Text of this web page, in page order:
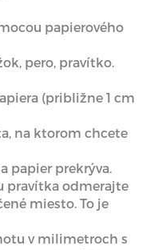
papierového
pero, pravítko.
(približne 1 cm
na ktorom chcete
papier prekrýva.
pravítka odmerajte
miesto. To je
v milimetroch s